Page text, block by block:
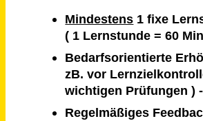
Mindestens 1 fixe
( 1 Lernstunde = 60
Bedarfsorientierte
zB. vor
wichtigen Prüfungen )
Regelmäßiges